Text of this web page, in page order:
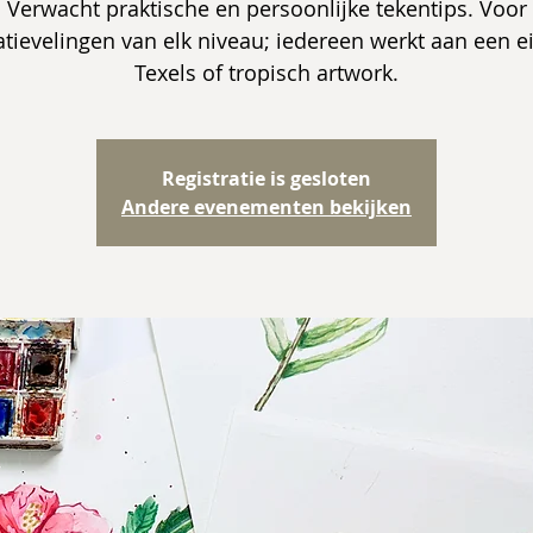
Verwacht praktische en persoonlijke tekentips. Voor
van elk niveau; iedereen werkt aan een
Registratie is gesloten
Andere evenementen bekijken